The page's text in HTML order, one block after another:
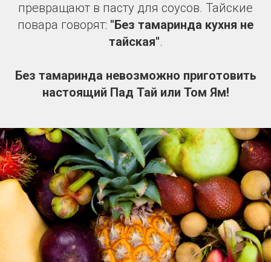
превращают в пасту для соусов. Тайские
повара говорят: "Без тамаринда кухня не
тайская".
Без тамаринда невозможно приготовить
настоящий Пад Тай или Том Ям!